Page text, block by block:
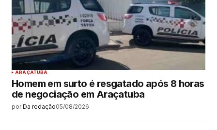
ARAÇATUBA
Homem em surto é resgatado após 8 horas
de negociação em Araçatuba
por Da redação05/08/2026